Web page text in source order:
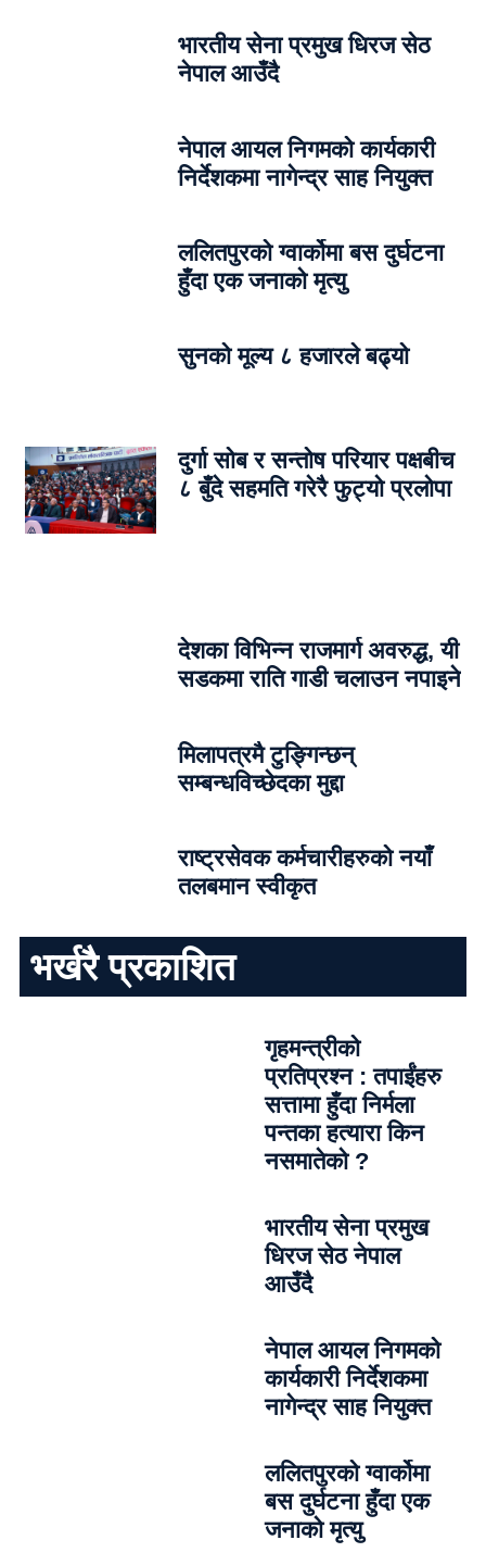
भारतीय सेना प्रमुख धिरज सेठ
नेपाल आउँदै
नेपाल आयल निगमको कार्यकारी
निर्देशकमा नागेन्द्र साह नियुक्त
ललितपुरको ग्वार्कोमा बस दुर्घटना
हुँदा एक जनाको मृत्यु
सुनको मूल्य ८ हजारले बढ्यो
दुर्गा सोब र सन्तोष परियार पक्षबीच
८ बुँदे सहमति गरेरै फुट्यो प्रलोपा
देशका विभिन्न राजमार्ग अवरुद्ध, यी
सडकमा राति गाडी चलाउन नपाइने
मिलापत्रमै टुङ्गिन्छन्
सम्बन्धविच्छेदका मुद्दा
राष्ट्रसेवक कर्मचारीहरुको नयाँ
तलबमान स्वीकृत
भर्खरै प्रकाशित
गृहमन्त्रीको
प्रतिप्रश्न : तपाईंहरु
सत्तामा हुँदा निर्मला
पन्तका हत्यारा किन
नसमातेको ?
भारतीय सेना प्रमुख
धिरज सेठ नेपाल
आउँदै
नेपाल आयल निगमको
कार्यकारी निर्देशकमा
नागेन्द्र साह नियुक्त
ललितपुरको ग्वार्कोमा
बस दुर्घटना हुँदा एक
जनाको मृत्यु